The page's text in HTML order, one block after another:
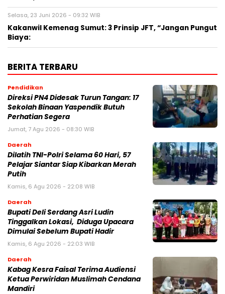
Selasa, 23 Juni 2026 - 09:32 WIB
Kakanwil Kemenag Sumut: 3 Prinsip JFT, “Jangan Pungut
Biaya:
BERITA TERBARU
Pendidikan
Direksi PN4 Didesak Turun Tangan: 17
Sekolah Binaan Yaspendik Butuh
Perhatian Segera
Jumat, 7 Agu 2026 - 08:30 WIB
Daerah
Dilatih TNI-Polri Selama 60 Hari, 57
Pelajar Siantar Siap Kibarkan Merah
Putih
Kamis, 6 Agu 2026 - 22:08 WIB
Daerah
Bupati Deli Serdang Asri Ludin
Tinggalkan Lokasi, Diduga Upacara
Dimulai Sebelum Bupati Hadir
Kamis, 6 Agu 2026 - 22:03 WIB
Daerah
Kabag Kesra Faisal Terima Audiensi
Ketua Perwiridan Muslimah Cendana
Mandiri